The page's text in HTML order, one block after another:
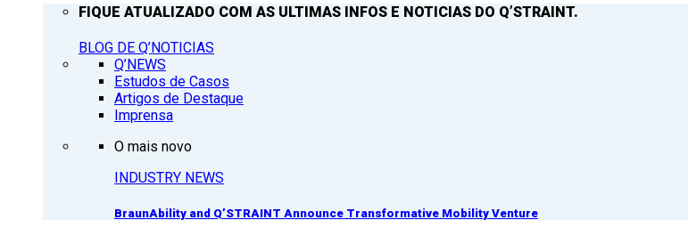
FIQUE ATUALIZADO COM AS ULTIMAS INFOS E NOTICIAS DO Q’STRAINT.
BLOG DE Q’NOTICIAS
Q’NEWS
Estudos de Casos
Artigos de Destaque
Imprensa
O mais novo
INDUSTRY NEWS
BraunAbility and Q’STRAINT Announce Transformative Mobility Venture